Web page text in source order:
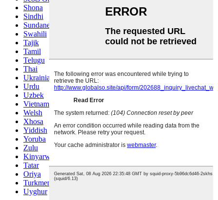
Shona
Sindhi
Sundanese
Swahili
Tajik
Tamil
Telugu
Thai
Ukrainian
Urdu
Uzbek
Vietnamese
Welsh
Xhosa
Yiddish
Yoruba
Zulu
Kinyarwanda
Tatar
Oriya
Turkmen
Uyghur